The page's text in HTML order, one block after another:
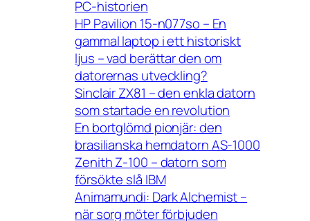
PC-historien
HP Pavilion 15-n077so – En
gammal laptop i ett historiskt
ljus – vad berättar den om
datorernas utveckling?
Sinclair ZX81 – den enkla datorn
som startade en revolution
En bortglömd pionjär: den
brasilianska hemdatorn AS-1000
Zenith Z-100 – datorn som
försökte slå IBM
Animamundi: Dark Alchemist –
när sorg möter förbjuden